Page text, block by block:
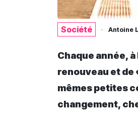
Société · Antoine
Chaque année,
renouveau et de
mêmes petites
changement,